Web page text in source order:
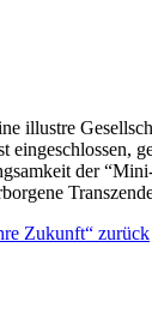
illustre
der
Zukunft“ zurück